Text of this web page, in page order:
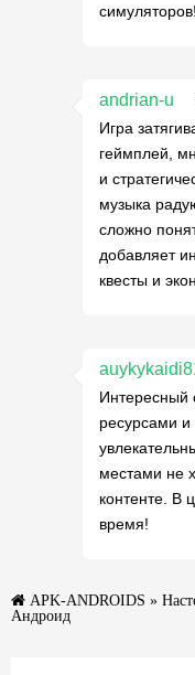
симуляторов!
andrian-u
Игра
геймплей,
и
музыка
сложно
добавляет
квесты и
Интересный
ресурсами
местами не
контенте. В
время!
APK-ANDROIDS »
Андроид